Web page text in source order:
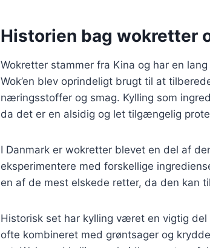
Historien bag wokretter
Wokretter stammer fra Kina og har en
Wok’en blev oprindeligt brugt til at
næringsstoffer og smag. Kylling som
da det er en alsidig og let tilgængelig
I Danmark er wokretter blevet en del af
eksperimentere med forskellige
en af de mest elskede retter, da den kan
Historisk set har kylling været en vigtig
ofte kombineret med grøntsager og